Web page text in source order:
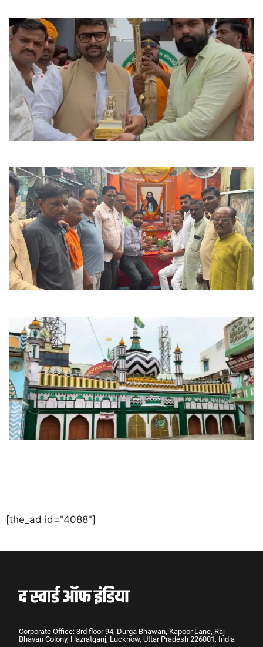
[the_ad id="4088"]
Corporate Office: 3rd floor 94, Durga Bhawan, Kapoor Lane, Raj
Bhavan Colony, Hazratganj, Lucknow, Uttar Pradesh 226001, India